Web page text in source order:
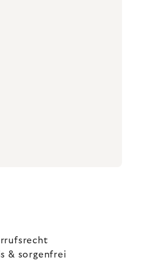
& sorgenfrei